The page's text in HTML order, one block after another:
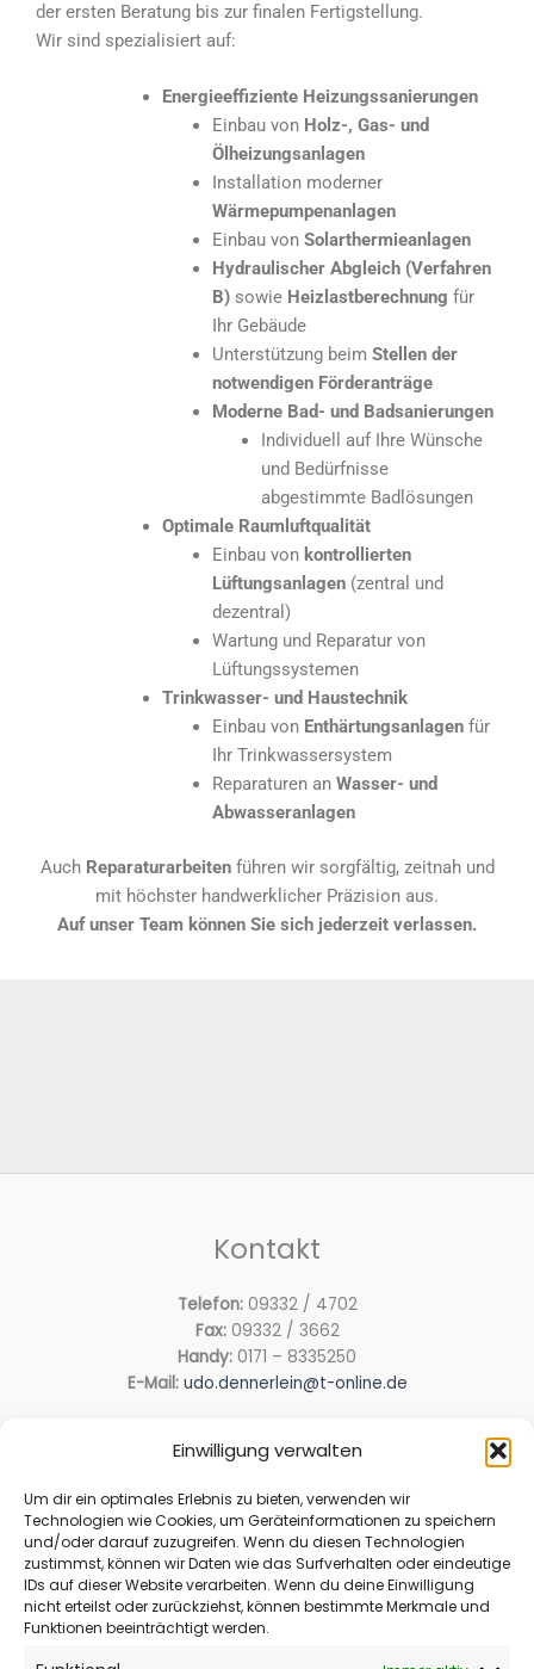
Einwilligung verwalten
Um dir ein optimales Erlebnis zu bieten, verwenden wir
Technologien wie Cookies, um Geräteinformationen zu speichern
und/oder darauf zuzugreifen. Wenn du diesen Technologien
zustimmst, können wir Daten wie das Surfverhalten oder eindeutige
IDs auf dieser Website verarbeiten. Wenn du deine Einwilligung
nicht erteilst oder zurückziehst, können bestimmte Merkmale und
Funktionen beeinträchtigt werden.
der ersten Beratung bis zur finalen Fertigstellung.
Wir sind spezialisiert auf:
Energieeffiziente Heizungssanierungen
Einbau von Holz-, Gas- und
Ölheizungsanlagen
Installation moderner
Wärmepumpenanlagen
Einbau von Solarthermieanlagen
Hydraulischer Abgleich (Verfahren
B)sowie Heizlastberechnung für
Ihr Gebäude
Unterstützung beim Stellen der
notwendigen Förderanträge
Moderne Bad- und Badsanierungen
Individuell auf Ihre Wünsche
und Bedürfnisse
abgestimmte Badlösungen
Optimale Raumluftqualität
Einbau von kontrollierten
Lüftungsanlagen(zentral und
dezentral)
Wartung und Reparatur von
Lüftungssystemen
Trinkwasser- und Haustechnik
Einbau von Enthärtungsanlagenfür
Ihr Trinkwassersystem
Reparaturen an Wasser- und
Abwasseranlagen
Auch Reparaturarbeitenführen wir sorgfältig, zeitnah und
mit höchster handwerklicher Präzision aus.
Auf unser Team können Sie sich jederzeit verlassen.
Kontakt
Telefon:09332 / 4702
Fax:09332 / 3662
Handy: 0171 – 8335250
E-Mail: udo.dennerlein@t-online.de
Adresse
Im Gärtlein 34
97342 Michelfeld
Rechtliches